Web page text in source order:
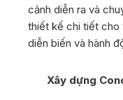
cảnh diễn ra và
thiết kế chi tiết cho
diễn biến và hành
Xây dựng